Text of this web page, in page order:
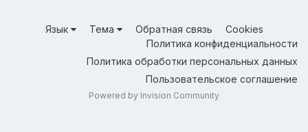
Язык Тема Обратная связь
Cookies
Политика конфиденциальности
Политика обработки персональных данных
Пользовательское соглашение
Powered by Invision Community